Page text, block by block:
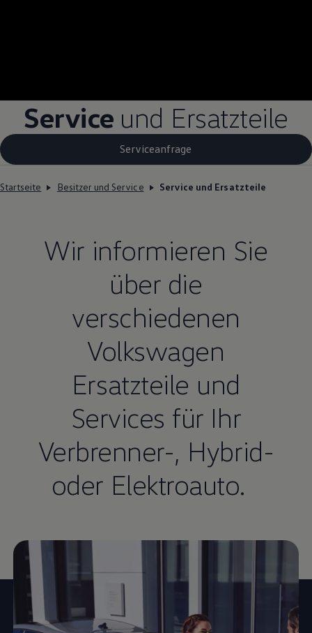
Service und Ersatzteile
Serviceanfrage
Startseite Besitzer und Service Service und Ersatzteile
Wir informieren Sie
über die
verschiedenen
Volkswagen
Ersatzteile und
Services für Ihr
Verbrenner-, Hybrid-
oder Elektroauto.